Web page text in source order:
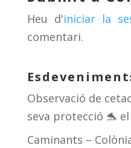
s
Heu d'iniciar la
comentari.
Observació de
seva protecció 🐬
Caminants –